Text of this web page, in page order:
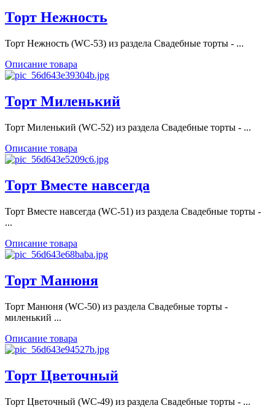
Торт Нежность
Торт Нежность (WC-53) из раздела Свадебные торты - ...
Описание товара
Торт Миленький
Торт Миленький (WC-52) из раздела Свадебные торты - ...
Описание товара
Торт Вместе навсегда
Торт Вместе навсегда (WC-51) из раздела Свадебные торты -
...
Описание товара
Торт Манюня
Торт Манюня (WC-50) из раздела Свадебные торты -
миленький ...
Описание товара
Торт Цветочный
Торт Цветочный (WC-49) из раздела Свадебные торты - ...